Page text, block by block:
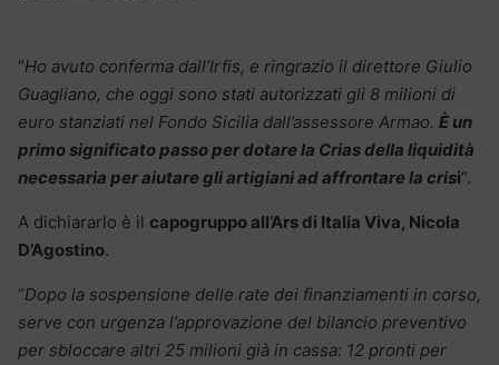
“Ho avuto conferma dall’Irfis, e ringrazio il direttore Giulio
Guagliano, che oggi sono stati autorizzati gli 8 milioni di
euro stanziati nel Fondo Sicilia dall’assessore Armao. È un
primo significato passo per dotare la Crias della liquidità
necessaria per aiutare gli artigiani ad affrontare la crisi“.
A dichiararlo è il capogruppo all’Ars di Italia Viva, Nicola
D’Agostino.
“Dopo la sospensione delle rate dei finanziamenti in corso,
serve con urgenza l’approvazione del bilancio preventivo
per sbloccare altri 25 milioni già in cassa: 12 pronti per